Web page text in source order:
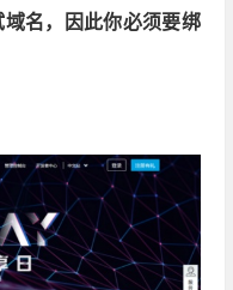
名，因此你必须要绑